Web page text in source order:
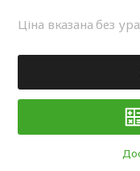
Ціна вказана без